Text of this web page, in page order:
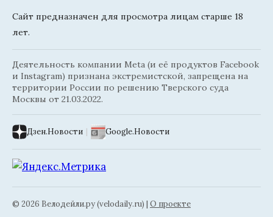
Сайт предназначен для просмотра лицам старше 18
лет.
Деятельность компании Meta (и её продуктов Facebook
и Instagram) признана экстремистской, запрещена на
территории России по решению Тверского суда
Москвы от 21.03.2022.
Дзен.Новости | Google.Новости
© 2026 Велодейли.ру (velodaily.ru) | О проекте